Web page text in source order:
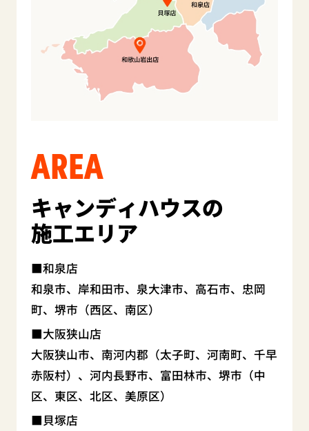
AREA
キャンディハウスの
施工エリア
和泉店
和泉市、岸和田市、泉大津市、高石市、忠岡
町、堺市（西区、南区）
大阪狭山店
大阪狭山市、南河内郡（太子町、河南町、千早
赤阪村）、河内長野市、富田林市、堺市（中
区、東区、北区、美原区）
貝塚店